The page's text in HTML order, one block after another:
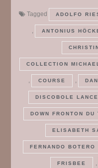
Tagged ADOLFO
, ANTONIUS
COLLECTION
, COURSE ,
DISCOBOLE
DOWN FRONTON
ELISABETH
FERNANDO BOTERO
FRISBEE ,